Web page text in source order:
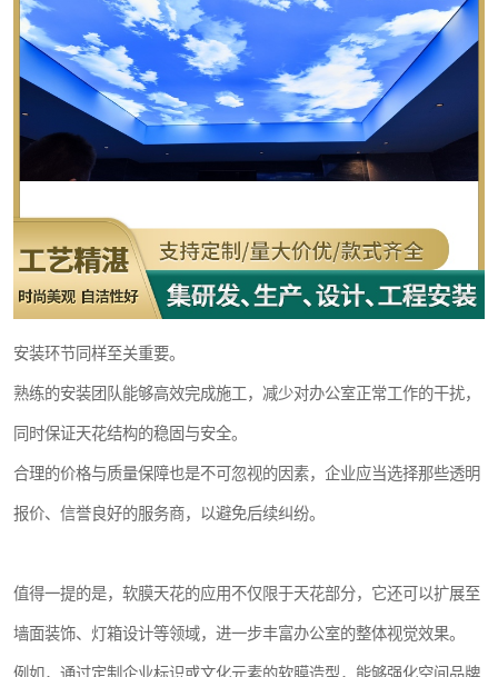
安装环节同样至关重要。
熟练的安装团队能够高效完成施工，减少对办公室正常工作的干扰，
同时保证天花结构的稳固与安全。
合理的价格与质量保障也是不可忽视的因素，企业应当选择那些透明
报价、信誉良好的服务商，以避免后续纠纷。
值得一提的是，软膜天花的应用不仅限于天花部分，它还可以扩展至
墙面装饰、灯箱设计等领域，进一步丰富办公室的整体视觉效果。
例如，通过定制企业标识或文化元素的软膜造型，能够强化空间品牌